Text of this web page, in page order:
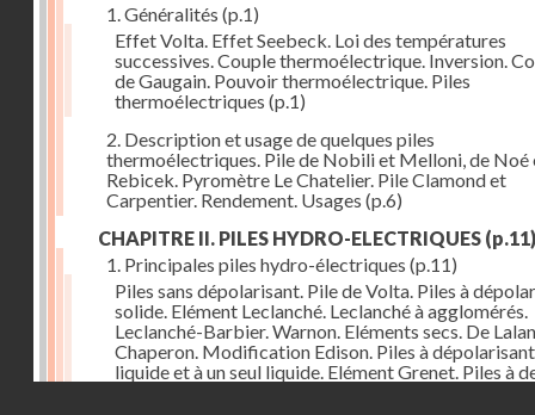
1. Généralités (p.1)
Effet Volta. Effet Seebeck. Loi des températures
successives. Couple thermoélectrique. Inversion.
de Gaugain. Pouvoir thermoélectrique. Piles
thermoélectriques (p.1)
2. Description et usage de quelques piles
thermoélectriques. Pile de Nobili et Melloni, de Noé
Rebicek. Pyromètre Le Chatelier. Pile Clamond et
Carpentier. Rendement. Usages (p.6)
CHAPITRE II. PILES HYDRO-ELECTRIQUES (p.11)
1. Principales piles hydro-électriques (p.11)
Piles sans dépolarisant. Pile de Volta. Piles à
solide. Elément Leclanché. Leclanché à agglomérés.
Leclanché-Barbier. Warnon. Eléments secs. De
Chaperon. Modification Edison. Piles à dépolarisant
liquide et à un seul liquide. Elément Grenet. Piles à